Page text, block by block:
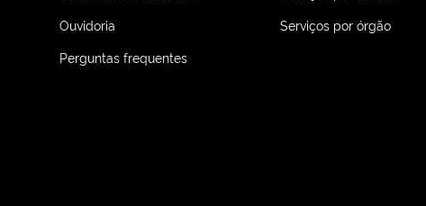
Ouvidoria
Perguntas frequentes
Serviços por órgão